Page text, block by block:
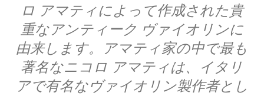
ロ アマティによって作成された貴
重なアンティーク ヴァイオリンに
由来します。アマティ家の中で最も
著名なニコロ アマティは、イタリ
アで有名なヴァイオリン製作者とし